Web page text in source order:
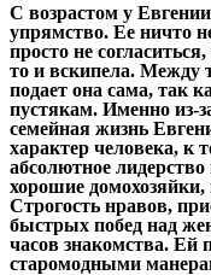
С возрастом у
упрямство. Ее ничто
просто не
то и вскипела. Между
подает она сама, так
пустякам. Именно из-
семейная жизнь
характер человека, к
абсолютное
хорошие
Строгость нравов,
быстрых побед над
часов знакомства.
старомодными